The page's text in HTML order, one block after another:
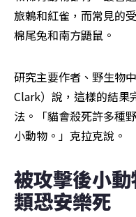
旅鶇和紅雀，而常見的
棉尾兔和南方鼯鼠。
研究主要作者、野生物
Clark）說，這樣的結果
法。「貓會殺死許多種
小動物。」克拉克說。
被攻擊後小動
類恐安樂死